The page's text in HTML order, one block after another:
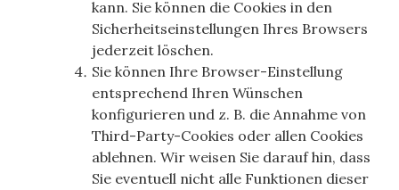
kann. Sie können die Cookies in den
Sicherheitseinstellungen Ihres Browsers
jederzeit löschen.
Sie können Ihre Browser-Einstellung
entsprechend Ihren Wünschen
konfigurieren und z. B. die Annahme von
Third-Party-Cookies oder allen Cookies
ablehnen. Wir weisen Sie darauf hin, dass
Sie eventuell nicht alle Funktionen dieser